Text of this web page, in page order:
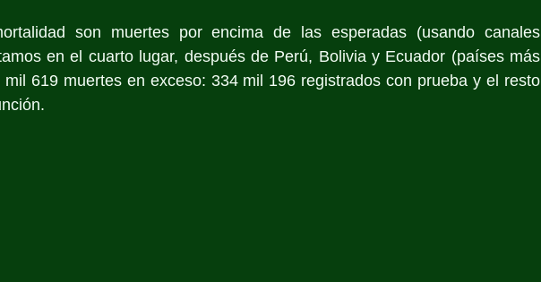
son muertes por encima de las esperadas (usando canales
en el cuarto lugar, después de Perú, Bolivia y Ecuador (países más
mil 619 muertes en exceso: 334 mil 196 registrados con prueba y el resto